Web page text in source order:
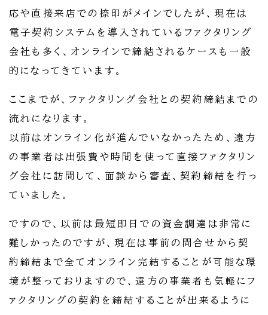
応や直接来店での捺印がメインでしたが、現在は
電子契約システムを導入されているファクタリング
会社も多く、オンラインで締結されるケースも一般
的になってきています。
ここまでが、ファクタリング会社との契約締結までの
流れになります。
以前はオンライン化が進んでいなかったため、遠方
の事業者は出張費や時間を使って直接ファクタリン
グ会社に訪問して、面談から審査、契約締結を行っ
ていました。
ですので、以前は最短即日での資金調達は非常に
難しかったのですが、現在は事前の問合せから契
約締結まで全てオンライン完結することが可能な環
境が整っておりますので、遠方の事業者も気軽にフ
ァクタリングの契約を締結することが出来るように